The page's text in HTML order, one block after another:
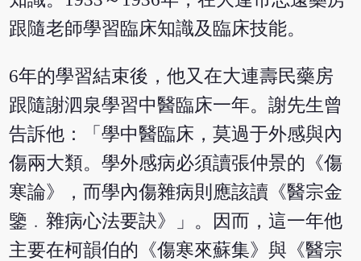
跟隨老師學習臨床知識及臨床技能。
6年的學習結束後，他又在大連壽民藥房
跟隨謝泗泉學習中醫臨床一年。謝先生曾
告訴他：「學中醫臨床，莫過于外感與內
傷兩大類。學外感病必須讀張仲景的《傷
寒論》，而學內傷雜病則應該讀《醫宗金
鑒﹒雜病心法要訣》」。因而，這一年他
主要在柯韻伯的《傷寒來蘇集》與《醫宗